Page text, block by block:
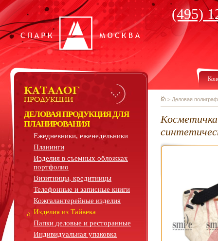
(495)
ДЕЛОВАЯ ПРОДУКЦИЯ ДЛЯ
ПЛАНИРОВАНИЯ
Ежедневники, еженедельники
Планинги
Изделия в съемных обложках
портфолио
Визитницы, кредитницы
Телефонные и записные книги
Кожгалантерейные изделия
Изделия из Тайвека
Папки деловые и ресторанные
Индивидуальная упаковка
> Деловая